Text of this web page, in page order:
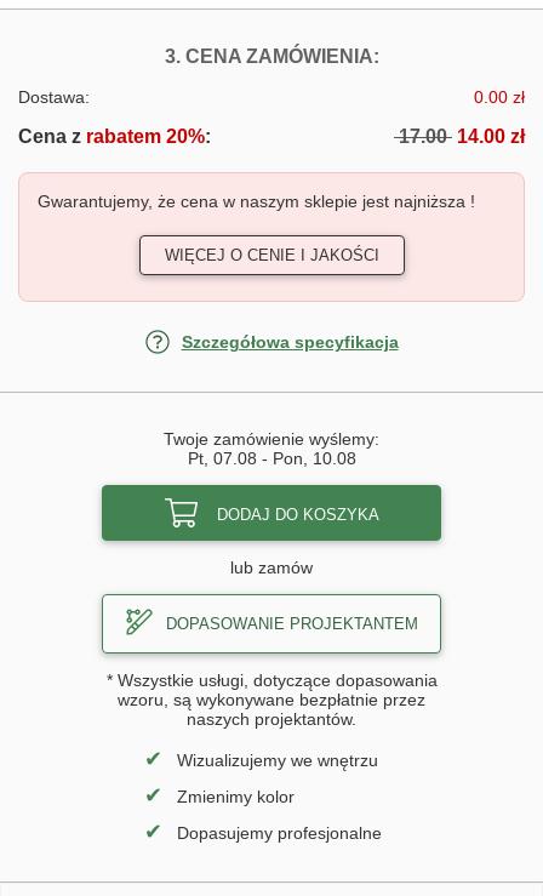
3. CENA ZAMÓWIENIA:FOTOTAPETY
Dostawa: 0.00 zł
Cena z rabatem 20%: 17.00 14.00 zł
Gwarantujemy, że cena w naszym sklepie jest najniższa !
WIĘCEJ O CENIE I JAKOŚCI
Szczegółowa specyfikacja
Twoje zamówienie wyślemy:
Pt, 07.08 - Pon, 10.08
DODAJ DO KOSZYKA
lub zamów
DOPASOWANIE PROJEKTANTEM
* Wszystkie usługi, dotyczące dopasowania
wzoru, są wykonywane bezpłatnie przez
naszych projektantów.
✔ Wizualizujemy we wnętrzu
✔ Zmienimy kolor
✔ Dopasujemy profesjonalne